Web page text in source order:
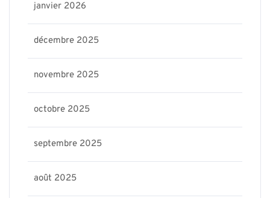
janvier 2026
décembre 2025
novembre 2025
octobre 2025
septembre 2025
août 2025